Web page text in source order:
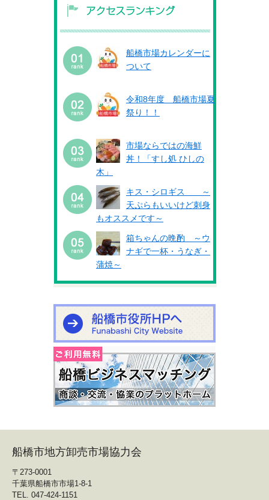
船橋市場カレンダーに
ついて
令和8年度 船橋市場夏
祭り！！
市場ならではの海鮮
丼！「すし処 ひしの
木」
キス・シロギス ～
天ぷらもいいけど刺身
もオススメです～
箱ちゃんの晩酌 ～ウ
ナギで一杯・うなぎ・
蒲焼～
船橋市地方卸売市場協力会
〒273-0001
千葉県船橋市市場1-8-1
TEL. 047-424-1151